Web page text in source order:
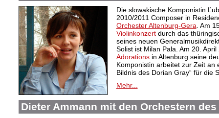
Die slowakische Komponistin
2010/2011 Composer in
Orchester Altenburg-Gera . Am
Violinkonzert durch das
seines neuen
Solist ist Milan Pala. Am 20.
Adorations in Altenburg seine
Komponistin arbeitet zur Zeit an
Bildnis des Dorian Gray“ für die
Mehr...
Dieter Ammann mit den Orchestern